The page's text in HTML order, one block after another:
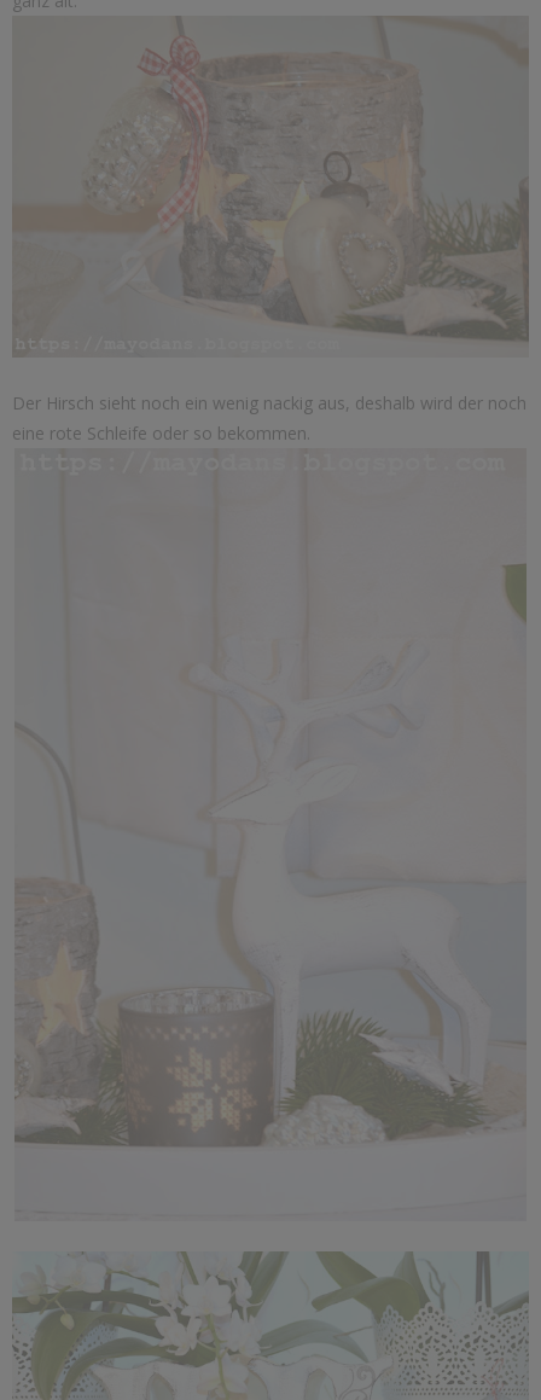
Der Hirsch sieht noch ein wenig nackig aus, deshalb wird der noch
eine rote Schleife oder so bekommen.